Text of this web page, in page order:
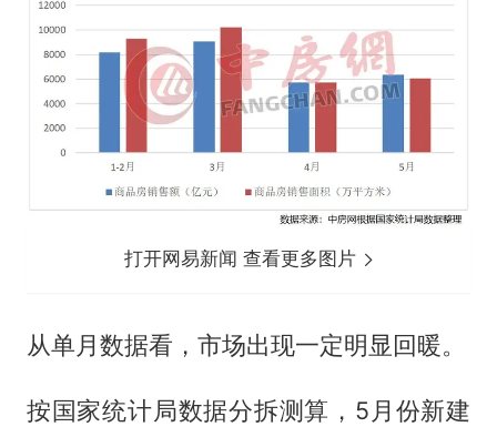
打开网易新闻 查看更多图片
从单月数据看，市场出现一定明显回暖。
按国家统计局数据分拆测算，5月份新建